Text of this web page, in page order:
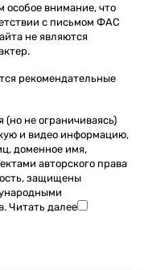
внимание, что
с письмом ФАС
не являются
рекомендательные
не ограничиваясь)
и видео информацию,
доменное имя,
авторского права
защищены
Читать далее